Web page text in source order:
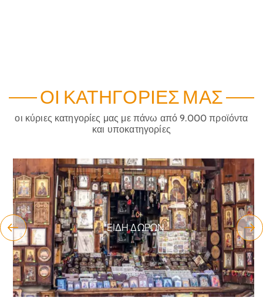
ΟΙ ΚΑΤΗΓΟΡΊΕΣ ΜΑΣ
οι κύριες κατηγορίες μας με πάνω από 9.000 προϊόντα
και υποκατηγορίες
ΕΊΔΗ ΔΏΡΩΝ